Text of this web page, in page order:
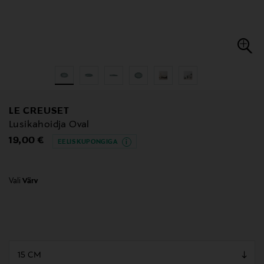
LE CREUSET
Lusikahoidja Oval
Original Price
19,00 € EELIS KUPONGIGA
Vali Värv